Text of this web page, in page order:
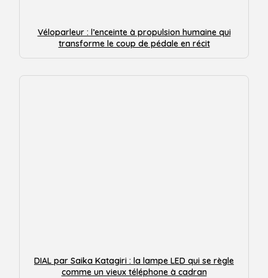
Véloparleur : l’enceinte à propulsion humaine qui
transforme le coup de pédale en récit
DIAL par Saika Katagiri : la lampe LED qui se règle
comme un vieux téléphone à cadran